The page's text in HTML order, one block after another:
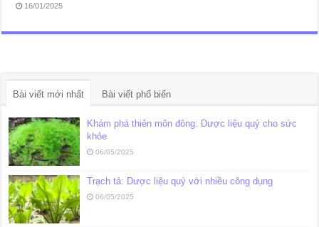
16/01/2025
Bài viết mới nhất Bài viết phổ biến
Khám phá thiên môn đông: Dược liệu quý cho sức
khỏe
06/05/2025
Trạch tả: Dược liệu quý với nhiều công dụng
06/05/2025